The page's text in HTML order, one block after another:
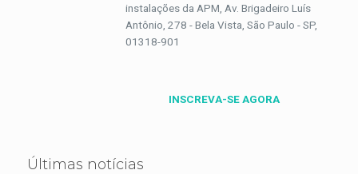
instalações da APM, Av. Brigadeiro Luís
Antônio, 278 - Bela Vista, São Paulo - SP,
01318-901
INSCREVA-SE AGORA
Últimas notícias